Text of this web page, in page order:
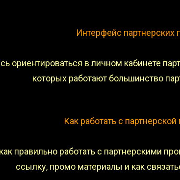
Интерфейс партнерских
ориентироваться в личном кабинете
которых работают большинство
Как работать с
правильно работать с партнерскими
ссылку, промо материалы и как